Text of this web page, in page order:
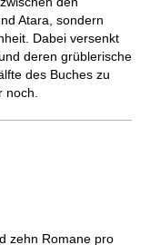
Atara, sondern
Dabei versenkt
deren grüblerische
des Buches zu
noch.
zehn Romane pro